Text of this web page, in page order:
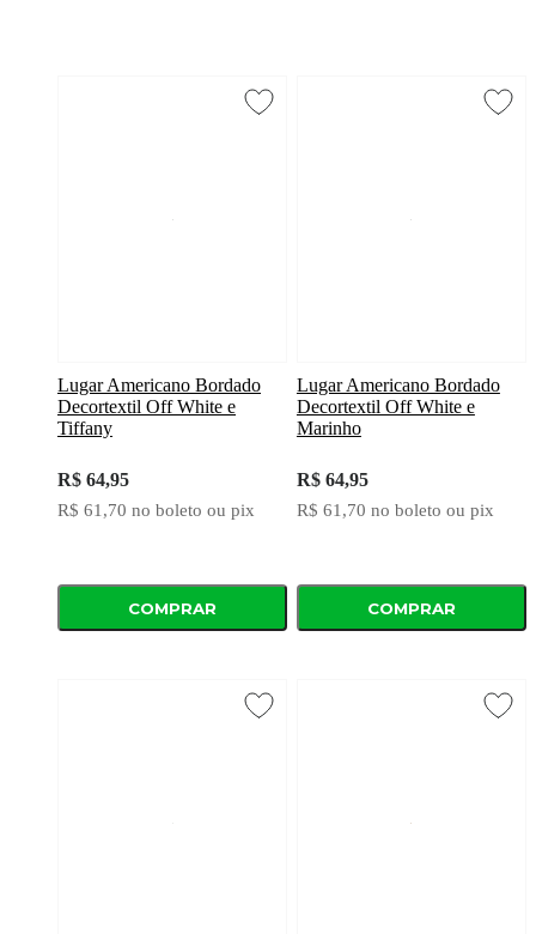
Lugar Americano Bordado
Decortextil Off White e
Tiffany
R$ 64,95
R$ 61,70 no boleto ou pix
COMPRAR
Lugar Americano Bordado
Decortextil Off White e
Marinho
R$ 64,95
R$ 61,70 no boleto ou pix
COMPRAR